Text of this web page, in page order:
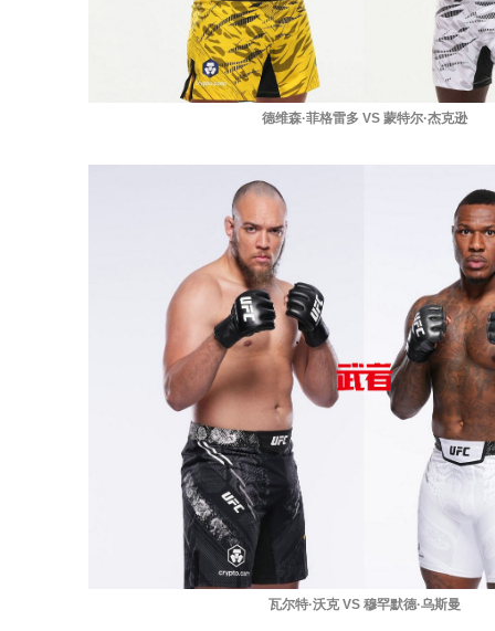
德维森·菲格雷多 VS 蒙特尔·杰克逊
瓦尔特·沃克 VS 穆罕默德·乌斯曼